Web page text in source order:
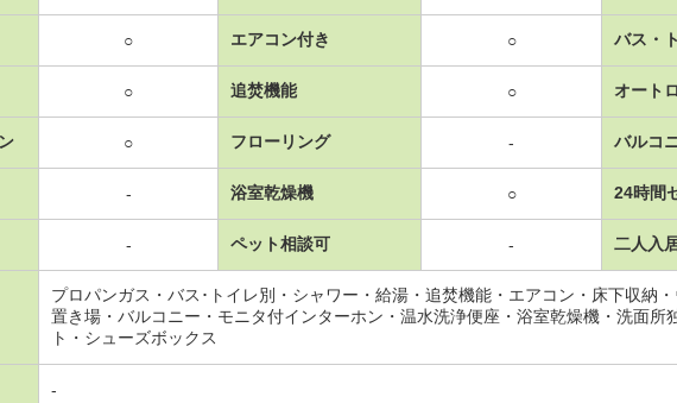
○ エアコン付き ○ バス・
○ 追焚機能 ○ オート
○ フローリング - バルコ
- 浴室乾燥機 ○ 24時間
- ペット相談可 - 二人入
プロパンガス・バス･トイレ別・シャワー・給湯・追焚機能・エアコン・床下収納
置き場・バルコニー・モニタ付インターホン・温水洗浄便座・浴室乾燥機・洗面所
ト・シューズボックス
-